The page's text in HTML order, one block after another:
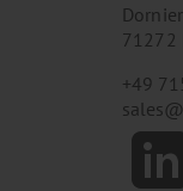
71272
+49
sales@